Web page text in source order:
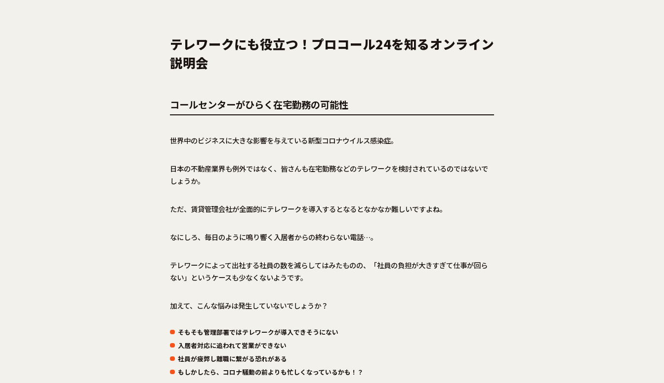
テレワークにも役立つ！プロコール24を知るオンライン
説明会
コールセンターがひらく在宅勤務の可能性
世界中のビジネスに大きな影響を与えている新型コロナウイルス感染症。
日本の不動産業界も例外ではなく、皆さんも在宅勤務などのテレワークを検討されているのではないで
しょうか。
ただ、賃貸管理会社が全面的にテレワークを導入するとなるとなかなか難しいですよね。
なにしろ、毎日のように鳴り響く入居者からの終わらない電話…。
テレワークによって出社する社員の数を減らしてはみたものの、「社員の負担が大きすぎて仕事が回ら
ない」というケースも少なくないようです。
加えて、こんな悩みは発生していないでしょうか？
そもそも管理部署ではテレワークが導入できそうにない
入居者対応に追われて営業ができない
社員が疲弊し離職に繋がる恐れがある
もしかしたら、コロナ騒動の前よりも忙しくなっているかも！？